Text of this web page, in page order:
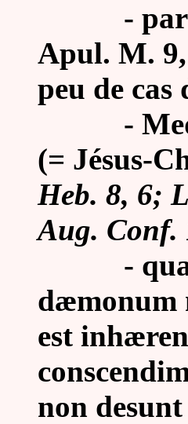
-
Apul. M.
peu de cas
-
(= Jésus-
Heb. 8, 6;
Aug. Conf.
-
dæmonum
est
non